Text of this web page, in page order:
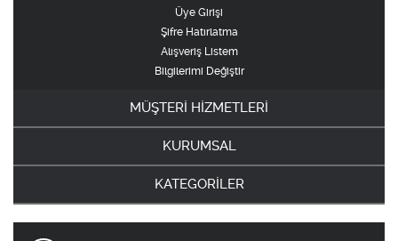
Üye Girişi
Şifre Hatırlatma
Alışveriş Listem
Bilgilerimi Değiştir
MÜŞTERİ HİZMETLERİ
KURUMSAL
KATEGORİLER